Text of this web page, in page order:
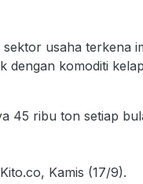
usaha terkena
dengan komoditi
45 ribu ton setiap
Kamis (17/9).